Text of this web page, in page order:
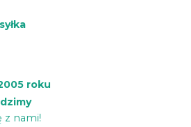
o
k
roku
z nami!